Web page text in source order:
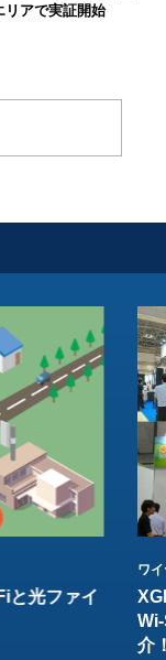
リアで実証開始
光ファイ
ワ
介